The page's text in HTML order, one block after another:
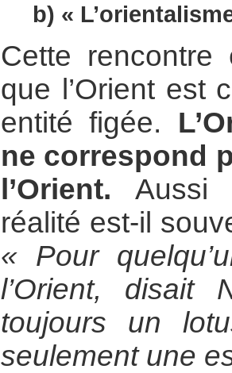
b) «
Cette rencontre
que l’Orient est
entité figée.
ne correspond
l’Orient. Aussi
réalité est-il
« Pour
l’Orient, disait
toujours un
seulement une